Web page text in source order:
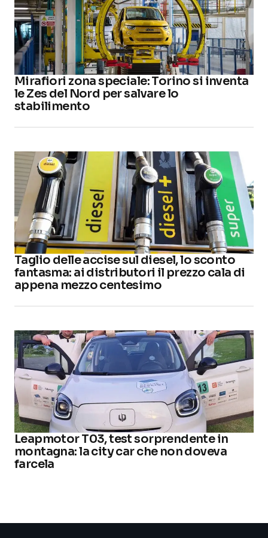
Mirafiori zona speciale: Torino si inventa
le Zes del Nord per salvare lo
stabilimento
Taglio delle accise sul diesel, lo sconto
fantasma: ai distributori il prezzo cala di
appena mezzo centesimo
Leapmotor T03, test sorprendente in
montagna: la city car che non doveva
farcela